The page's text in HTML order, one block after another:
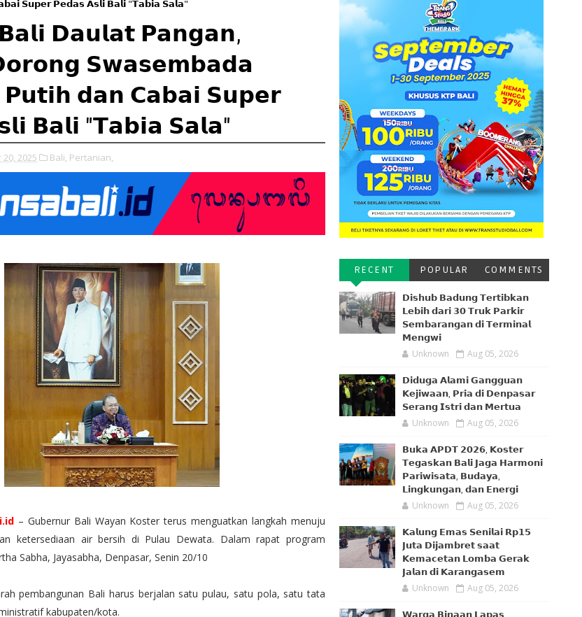
𝗦𝘂𝗽𝗲𝗿 𝗣𝗲𝗱𝗮𝘀 𝗔𝘀𝗹𝗶 𝗕𝗮𝗹𝗶 "𝗧𝗮𝗯𝗶𝗮 𝗦𝗮𝗹𝗮"
𝗗𝗮𝘂𝗹𝗮𝘁 𝗣𝗮𝗻𝗴𝗮𝗻,
𝗦𝘄𝗮𝘀𝗲𝗺𝗯𝗮𝗱𝗮
𝗱𝗮𝗻 𝗖𝗮𝗯𝗮𝗶 𝗦𝘂𝗽𝗲𝗿
𝗕𝗮𝗹𝗶 "𝗧𝗮𝗯𝗶𝗮 𝗦𝗮𝗹𝗮"
2025 Bali, Pertanian,
– Gubernur Bali Wayan Koster terus menguatkan langkah menuju
ketersediaan air bersih di Pulau Dewata. Dalam rapat program
Sabha, Jayasabha, Denpasar, Senin 20/10
pembangunan Bali harus berjalan satu pulau, satu pola, satu tata
kabupaten/kota.
RECENT POPULAR COMMENTS
𝗗𝗶𝘀𝗵𝘂𝗯 𝗕𝗮𝗱𝘂𝗻𝗴 𝗧𝗲𝗿𝘁𝗶𝗯𝗸𝗮𝗻
𝗟𝗲𝗯𝗶𝗵 𝗱𝗮𝗿𝗶 𝟯𝟬 𝗧𝗿𝘂𝗸 𝗣𝗮𝗿𝗸𝗶𝗿
𝗦𝗲𝗺𝗯𝗮𝗿𝗮𝗻𝗴𝗮𝗻 𝗱𝗶 𝗧𝗲𝗿𝗺𝗶𝗻𝗮𝗹
𝗠𝗲𝗻𝗴𝘄𝗶
Unknown Aug 05, 2026
𝗗𝗶𝗱𝘂𝗴𝗮 𝗔𝗹𝗮𝗺𝗶 𝗚𝗮𝗻𝗴𝗴𝘂𝗮𝗻
𝗞𝗲𝗷𝗶𝘄𝗮𝗮𝗻, 𝗣𝗿𝗶𝗮 𝗱𝗶 𝗗𝗲𝗻𝗽𝗮𝘀𝗮𝗿
𝗦𝗲𝗿𝗮𝗻𝗴 𝗜𝘀𝘁𝗿𝗶 𝗱𝗮𝗻 𝗠𝗲𝗿𝘁𝘂𝗮
Unknown Aug 05, 2026
𝗕𝘂𝗸𝗮 𝗔𝗣𝗗𝗧 𝟮𝟬𝟮𝟲, 𝗞𝗼𝘀𝘁𝗲𝗿
𝗧𝗲𝗴𝗮𝘀𝗸𝗮𝗻 𝗕𝗮𝗹𝗶 𝗝𝗮𝗴𝗮 𝗛𝗮𝗿𝗺𝗼𝗻𝗶
𝗣𝗮𝗿𝗶𝘄𝗶𝘀𝗮𝘁𝗮, 𝗕𝘂𝗱𝗮𝘆𝗮,
𝗟𝗶𝗻𝗴𝗸𝘂𝗻𝗴𝗮𝗻, 𝗱𝗮𝗻 𝗘𝗻𝗲𝗿𝗴𝗶
Unknown Aug 05, 2026
𝗞𝗮𝗹𝘂𝗻𝗴 𝗘𝗺𝗮𝘀 𝗦𝗲𝗻𝗶𝗹𝗮𝗶 𝗥𝗽𝟭𝟱
𝗝𝘂𝘁𝗮 𝗗𝗶𝗷𝗮𝗺𝗯𝗿𝗲𝘁 𝘀𝗮𝗮𝘁
𝗞𝗲𝗺𝗮𝗰𝗲𝘁𝗮𝗻 𝗟𝗼𝗺𝗯𝗮 𝗚𝗲𝗿𝗮𝗸
𝗝𝗮𝗹𝗮𝗻 𝗱𝗶 𝗞𝗮𝗿𝗮𝗻𝗴𝗮𝘀𝗲𝗺
Unknown Aug 05, 2026